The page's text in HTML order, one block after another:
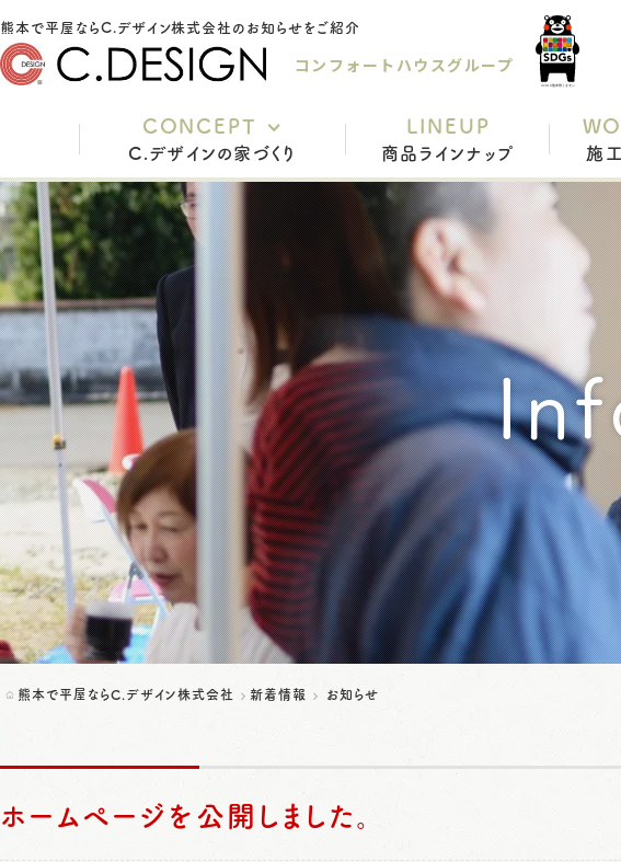
熊本で平屋ならC.デザイン株式会社のお知らせをご紹介
コンフォートハウスグループ
CONCEPT
C.デザインの家づくり
充実の標準仕様
安心の保証
家づくりの流れ
インテリアスタイル
よくあるご質問
スタッフ紹介
LINEUP
商品ラインナップ 施
熊本で平屋ならC.デザイン株式会社 新着情報 お知らせ
ホームページを公開しました。